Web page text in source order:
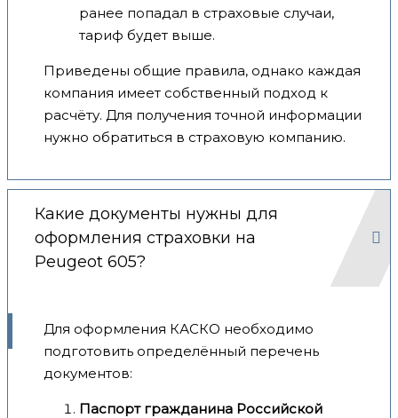
ранее попадал в страховые случаи,
тариф будет выше.
Приведены общие правила, однако каждая
компания имеет собственный подход к
расчёту. Для получения точной информации
нужно обратиться в страховую компанию.
Какие документы нужны для
оформления страховки на
Peugeot 605?
Для оформления КАСКО необходимо
подготовить определённый перечень
документов:
Паспорт гражданина Российской